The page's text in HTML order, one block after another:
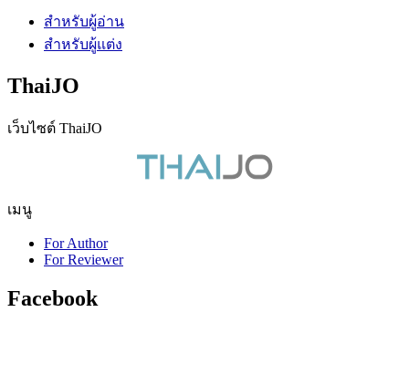
สำหรับผู้อ่าน
สำหรับผู้แต่ง
ThaiJO
เว็บไซต์ ThaiJO
เมนู
For Author
For Reviewer
Facebook